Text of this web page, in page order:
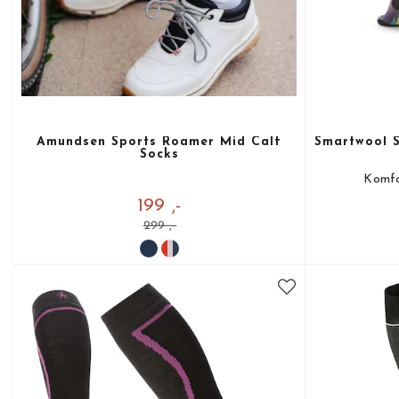
Amundsen Sports Roamer Mid Calf
Socks
199 ,-
299 ,-
Smartwool